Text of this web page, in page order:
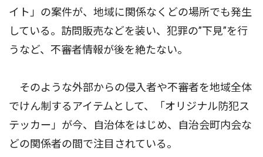
イト」の案件が、地域に関係なくどの場所でも発生
している。訪問販売などを装い、犯罪の”下見”を行
うなど、不審者情報が後を絶たない。
そのような外部からの侵入者や不審者を地域全体
でけん制するアイテムとして、「オリジナル防犯ス
テッカー」が今、自治体をはじめ、自治会町内会な
どの関係者の間で注目されている。